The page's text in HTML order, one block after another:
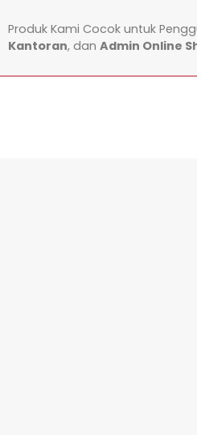
Produk Kami Cocok untuk
Kantoran, dan Admin Online